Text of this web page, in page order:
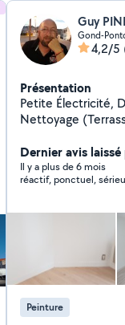
Gond-
4,2/5
Présentation
Petite Électricité,
Nettoyage
Meubles en Kit,
Informatique, etc...
Dernier avis
Il y a plus de 6 mois
réactif, ponctuel,
Peinture